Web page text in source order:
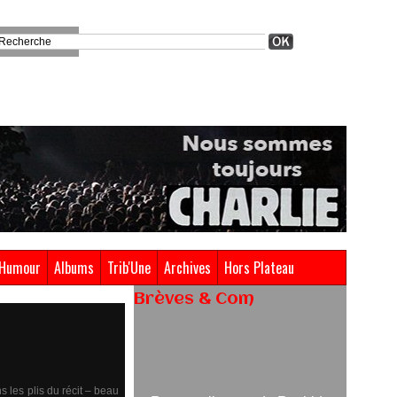
Humour Albums Trib'Une Archives Hors Plateau
les plis du récit – beau
Brèves & Com
05/08/2026